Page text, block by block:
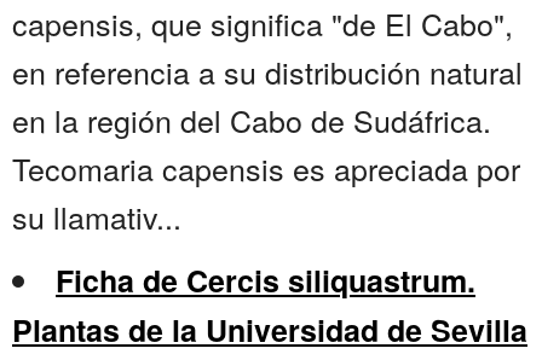
capensis, que significa "de El Cabo",
en referencia a su distribución natural
en la región del Cabo de Sudáfrica.
Tecomaria capensis es apreciada por
su llamativ...
Ficha de Cercis siliquastrum.
Plantas de la Universidad de Sevilla